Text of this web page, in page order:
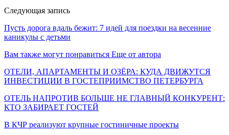
Следующая запись
Пусть дорога вдаль бежит: 7 идей для поездки на весенние
каникулы с детьми
Вам также могут понравиться Еще от автора
ОТЕЛИ, АПАРТАМЕНТЫ И ОЗЁРА: КУДА ДВИЖУТСЯ
ИНВЕСТИЦИИ В ГОСТЕПРИИМСТВО ПЕТЕРБУРГА
ОТЕЛЬ НАПРОТИВ БОЛЬШЕ НЕ ГЛАВНЫЙ КОНКУРЕНТ:
КТО ЗАБИРАЕТ ГОСТЕЙ
В КЧР реализуют крупные гостиничные проекты